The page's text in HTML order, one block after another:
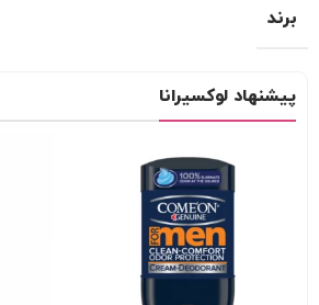
برند
پیشنهاد لوکسیرانا